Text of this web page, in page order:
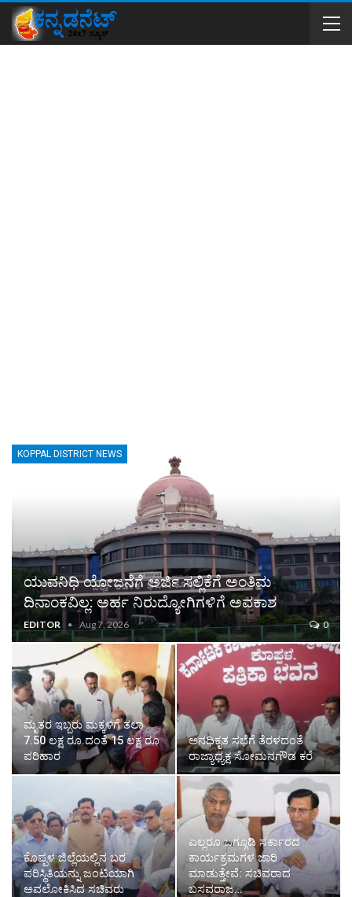
KOPPAL DISTRICT NEWS
ಯುವನಿಧಿ ಯೋಜನೆಗೆ ಅರ್ಜಿ ಸಲ್ಲಿಕೆಗೆ ಅಂತಿಮ
ದಿನಾಂಕವಿಲ್ಲ: ಅರ್ಹ ನಿರುದ್ಯೋಗಿಗಳಿಗೆ ಅವಕಾಶ
EDITOR Aug 7, 2026 0
ಮೃತರ ಇಬ್ಬರು ಮಕ್ಕಳಿಗೆ ತಲಾ
7.50 ಲಕ್ಷ ರೂ.ದಂತೆ 15 ಲಕ್ಷ ರೂ
ಪರಿಹಾರ
ಅನಧಿಕೃತ ಸಭೆಗೆ ತೆರಳದಂತೆ
ರಾಜ್ಯಾಧ್ಯಕ್ಷ ಸೋಮನಗೌಡ ಕರೆ
ಕೊಪ್ಪಳ ಜಿಲ್ಲೆಯಲ್ಲಿನ ಬರ
ಪರಿಸ್ಥಿತಿಯನ್ನು ಜಂಟಿಯಾಗಿ
ಅವಲೋಕಿಸಿದ ಸಚಿವರು
ಎಲ್ಲರೂ ಒಗ್ಗೂಡಿ ಸರ್ಕಾರದ
ಕಾರ್ಯಕ್ರಮಗಳ ಜಾರಿ
ಮಾಡುತ್ತೇವೆ: ಸಚಿವರಾದ
ಬಸವರಾಜ…